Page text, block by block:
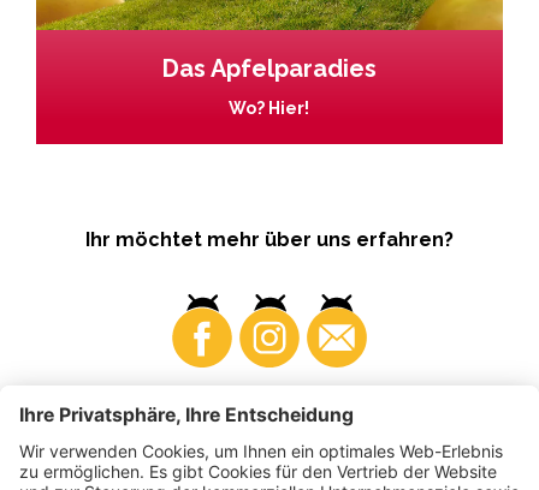
Das Apfelparadies
Wo? Hier!
Ihr möchtet mehr über uns erfahren?
Business Produzenten